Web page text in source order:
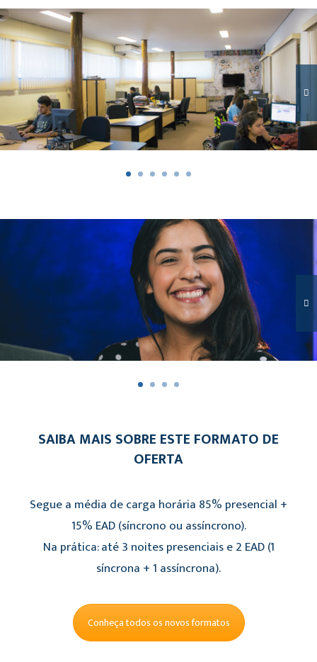
SAIBA MAIS SOBRE ESTE FORMATO DE
OFERTA
Segue a média de carga horária 85% presencial +
15% EAD (síncrono ou assíncrono).
Na prática: até 3 noites presenciais e 2 EAD (1
síncrona + 1 assíncrona).
Conheça todos os novos formatos